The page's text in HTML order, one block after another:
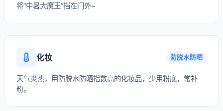
将“中暑大魔王”挡在门外~
化妆 防脱水防晒
天气炎热，用防脱水防晒指数高的化妆品，少用粉底，常补
粉。